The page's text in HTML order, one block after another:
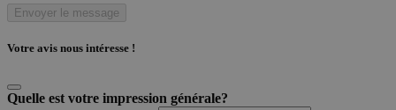
Envoyer le message
Votre avis nous intéresse !
Quelle est votre impression générale?